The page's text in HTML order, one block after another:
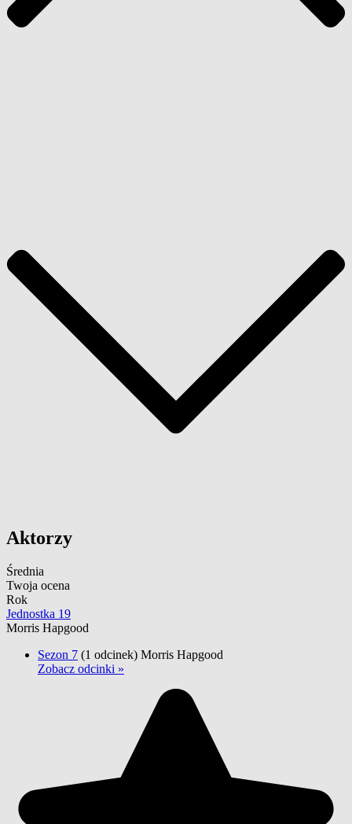
Aktorzy
Średnia
Twoja ocena
Rok
Jednostka 19
Morris Hapgood
Sezon 7 (1 odcinek) Morris Hapgood
Zobacz odcinki »